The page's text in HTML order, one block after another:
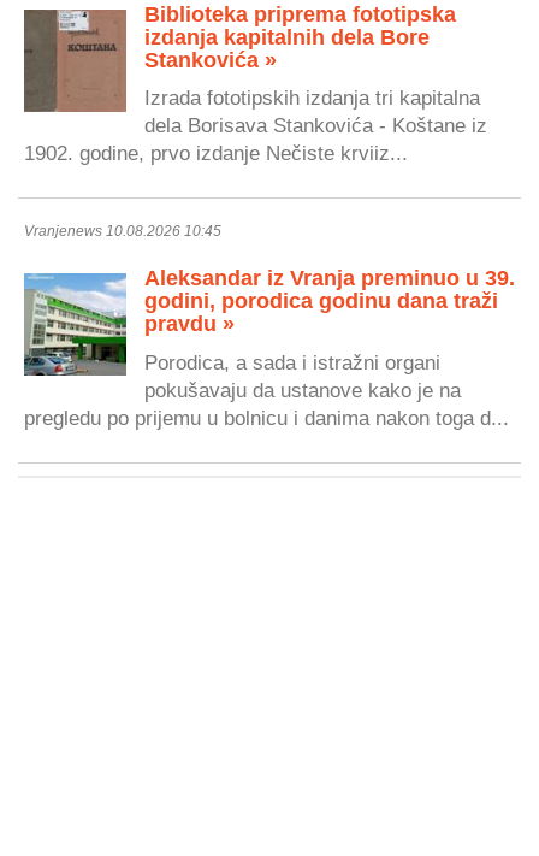
Biblioteka priprema fototipska
izdanja kapitalnih dela Bore
Stankovića »
Izrada fototipskih izdanja tri kapitalna
dela Borisava Stankovića - Koštane iz
1902. godine, prvo izdanje Nečiste krviiz...
Vranjenews 10.08.2026 10:45
Aleksandar iz Vranja preminuo u 39.
godini, porodica godinu dana traži
pravdu »
Porodica, a sada i istražni organi
pokušavaju da ustanove kako je na
pregledu po prijemu u bolnicu i danima nakon toga d...